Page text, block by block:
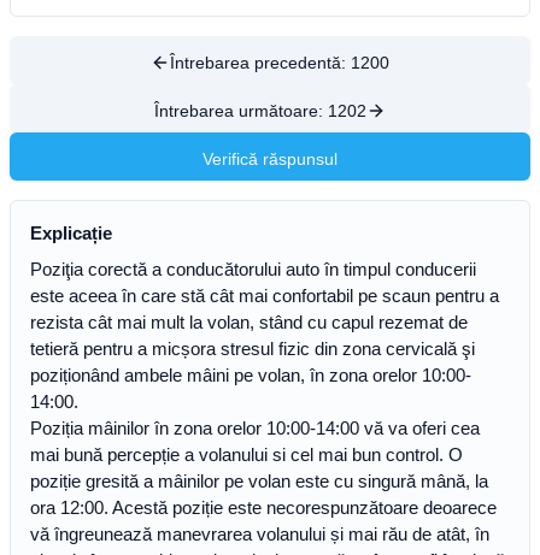
Întrebarea precedentă: 1200
Întrebarea următoare: 1202
Verifică răspunsul
Explicație
Poziţia corectă a conducătorului auto în timpul conducerii
este aceea în care stă cât mai confortabil pe scaun pentru a
rezista cât mai mult la volan, stând cu capul rezemat de
tetieră pentru a micșora stresul fizic din zona cervicală şi
poziționând ambele mâini pe volan, în zona orelor 10:00-
14:00.
Poziția mâinilor în zona orelor 10:00-14:00 vă va oferi cea
mai bună percepție a volanului si cel mai bun control. O
poziție gresită a mâinilor pe volan este cu singură mână, la
ora 12:00. Acestă poziție este necorespunzătoare deoarece
vă îngreunează manevrarea volanului și mai rău de atât, în